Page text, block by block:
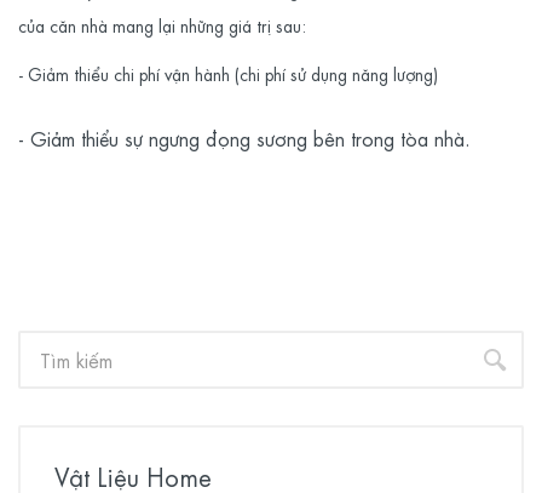
của căn nhà mang lại những giá trị sau:
- Giảm thiểu chi phí vận hành (chi phí sử dụng năng lượng)
- Giảm thiểu sự ngưng đọng sương bên trong tòa nhà.
Vật Liệu Home